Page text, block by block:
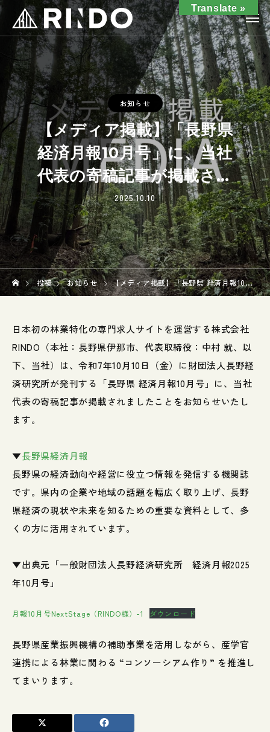
お知らせ
【メディア掲載】「長野県
経済月報10月号」に、当社
代表の寄稿記事が掲載され
ました。
2025.10.10
投稿 お知らせ 【メディア掲載】「長野県 経済月報10月号」に、当社代表の寄稿記事が掲載されました。
日本初の林業特化の専門求人サイトを運営する株式会社
RINDO（本社：長野県伊那市、代表取締役：中村 就、以
下、当社）は、令和7年10月10日（金）に財団法人長野経
済研究所が発刊する「長野県 経済月報10月号」に、当社
代表の寄稿記事が掲載されましたことをお知らせいたし
ます。
▼長野県経済月報
長野県の経済動向や経営に役立つ情報を発信する機関誌
です。県内の企業や地域の話題を幅広く取り上げ、長野
県経済の現状や未来を知るための重要な資料として、多
くの方に活用されています。
▼出典元「一般財団法人長野経済研究所 経済月報2025
年10月号」
月報10月号NextStage（RINDO様）-1 ダウンロード
長野県産業振興機構の補助事業を活用しながら、産学官
連携による林業に関わる “コンソーシアム作り” を推進し
てまいります。
Translate »